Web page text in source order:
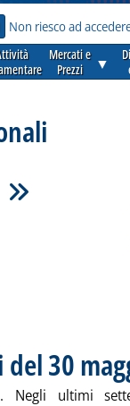
Non riesco ad
Mercati e
Prezzi
▼
30
. Negli ultimi